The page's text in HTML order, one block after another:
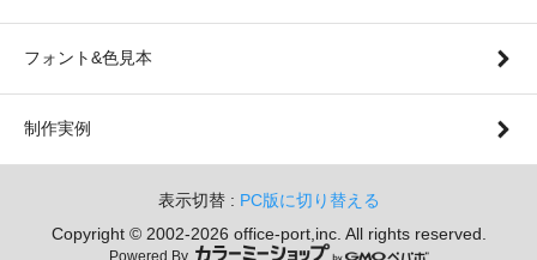
フォント&色見本
制作実例
表示切替 : PC版に切り替える
Copyright © 2002-2026 office-port,inc. All rights reserved.
Powered By